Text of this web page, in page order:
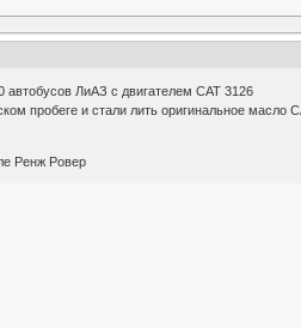
автобусов ЛиАЗ с двигателем CAT 3126
пробеге и стали лить оригинальное масло
Ренж Ровер